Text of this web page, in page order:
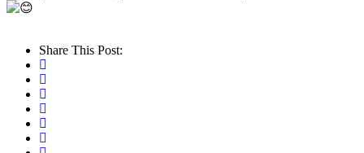
Share This Post: